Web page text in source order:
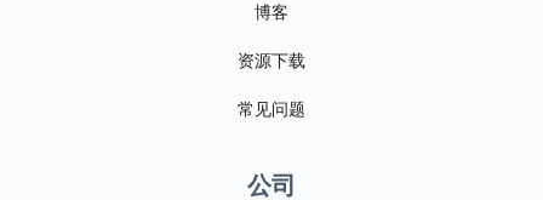
博客
资源下载
常见问题
公司